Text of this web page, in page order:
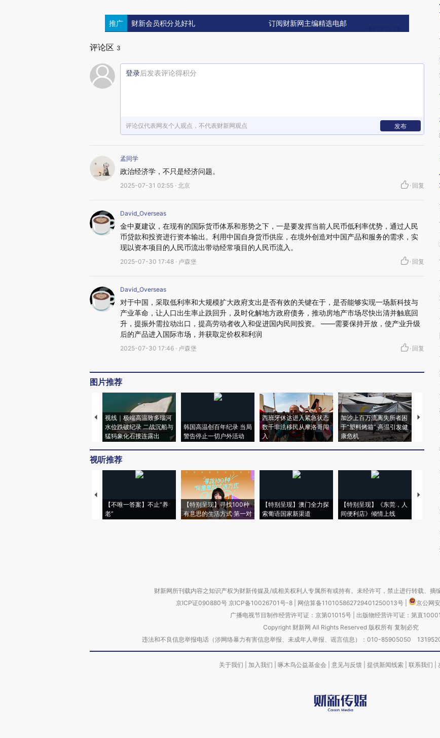
推广 财新会员积分兑好礼 订阅财新网主编精选电邮
评论区 3
登录后发表评论得积分
评论仅代表网友个人观点，不代表财新网观点 发布
孟同学
政治经济学，不只是经济问题。
2025-07-31 02:55 · 北京 · 回复
David_Overseas
金中夏建议，在现有的国际货币体系和形势之下，一是要发挥当前人民币低利率优势，通过人民
币贷款和投资进行资本输出。利用中国自身货币供应，在境外创造对中国产品和服务的需求，实
现以资本项目的人民币流出带动经常项目的人民币流入。
2025-07-30 17:48 · 卢森堡 · 回复
David_Overseas
对于中国，采取低利率和大规模扩大政府支出是否有效的关键在于，是否能够实现一场新科技与
产业革命，让人口出生率止跌回升，及时化解地方政府债务，推动房地产市场尽快出清并触底回
升，提振外需拉动出口，提高劳动者收入和促进国内民间投资。 ——需要保持开放，使产业升级
后的产品进入国际市场，并获取定价权和利润
2025-07-30 17:46 · 卢森堡 · 回复
图片推荐
视线｜极端高温致多瑙河
水位跌破纪录 二战沉船与
猛犸象化石接连露出
韩国高温创百年纪录 当局
警告停止一切户外活动
西班牙休达进入紧急状态
数千非法移民从摩洛哥闯
入
加沙上百万流离失所者困
于“塑料烤箱” 高温引发健
康危机
视线｜
心“花
视听推荐
【不唯一答案】不止“养
老”
【特别呈现】寻找100种
有意思的生活方式·第一对
【特别呈现】澳门全力探
索葡语国家新渠道
【特别呈现】《东莞，人
间便利店》倾情上线
【推广
财新网所刊载内容之知识产权为财新传媒及/或相关权利人专属所有或持有。未经许可，禁止进行转载、摘
京ICP证090880号 京ICP备10026701号-8 网信算备110105862729401250013号
京公网
广播电视节目制作经营许可证：京第01015号| 出版物经营许可证：第直
Copyright 财新网 All Rights Reserved 版权所有 复制必究
违法和不良信息举报电话（涉网络暴力有害信息举报、未成年人举报、谣言信息）：010-85905050
关于我们 加入我们 啄木鸟公益基金会 意见与反馈 提供新闻线索 联系我们